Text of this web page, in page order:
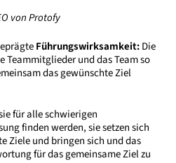
von Protofy
Führungswirksamkeit:Die
Teammitglieder und das Team so
das gewünschte Ziel
für alle schwierigen
finden werden, sie setzen sich
Ziele und bringen sich und das
für das gemeinsame Ziel zu